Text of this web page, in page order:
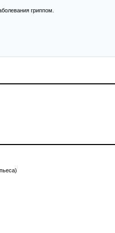
гриппом.